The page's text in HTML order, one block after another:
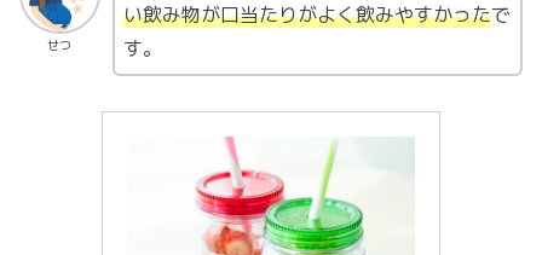
せつ
い飲み物が口当たりがよく飲みやすかったで
す。